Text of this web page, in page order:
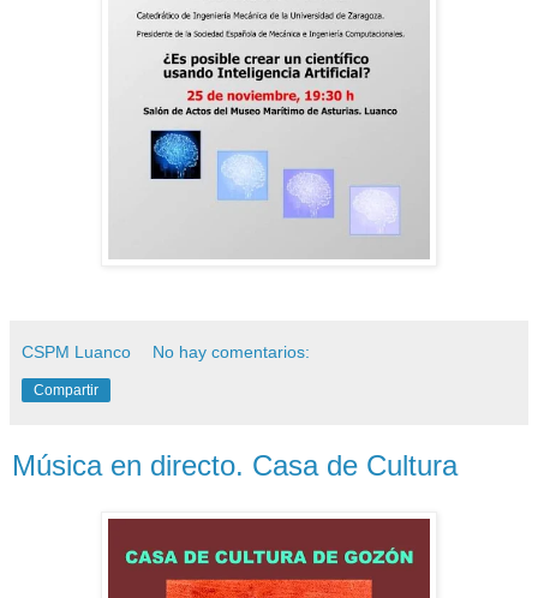
CSPM Luanco No hay comentarios:
Compartir
Música en directo. Casa de Cultura